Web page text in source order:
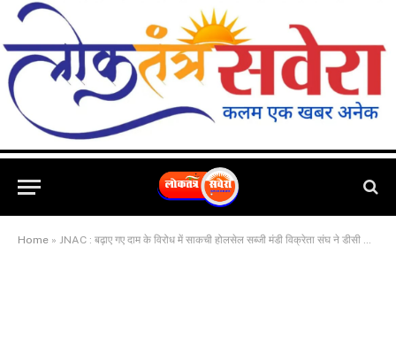
Home » JNAC : बढ़ाए गए दाम के विरोध में साकची होलसेल सब्जी मंडी विक्रेता संघ ने डीसी को सौपा ज्ञापन, मुख्यमंत्री को भी कराया अवगत, दी आंदोलन की चेतावनी